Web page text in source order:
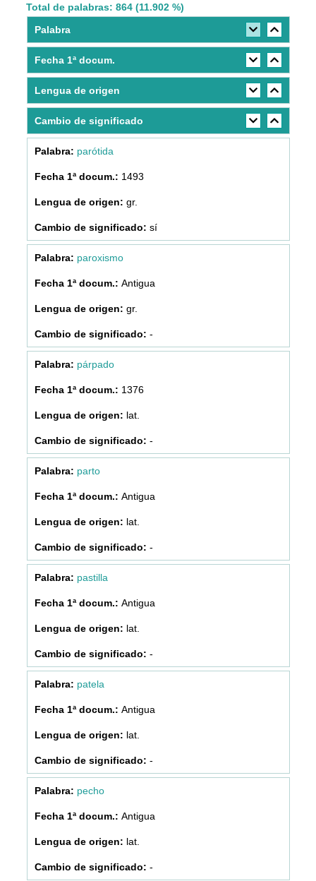
Total de palabras: 864 (11.902 %)
Palabra
Fecha 1ª docum.
Lengua de origen
Cambio de significado
parótida
1493
gr.
sí
paroxismo
Antigua
gr.
-
párpado
1376
lat.
-
parto
Antigua
lat.
-
pastilla
Antigua
lat.
-
patela
Antigua
lat.
-
pecho
Antigua
lat.
-